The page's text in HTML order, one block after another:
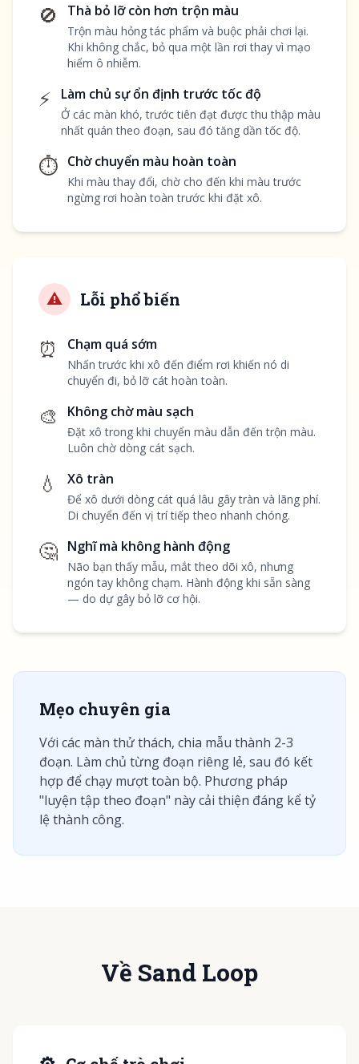
🚫 Thà bỏ lỡ còn hơn trộn màu
Trộn màu hỏng tác phẩm và buộc phải chơi lại.
Khi không chắc, bỏ qua một lần rơi thay vì mạo
hiểm ô nhiễm.
⚡ Làm chủ sự ổn định trước tốc độ
Ở các màn khó, trước tiên đạt được thu thập màu
nhất quán theo đoạn, sau đó tăng dần tốc độ.
⏱️ Chờ chuyển màu hoàn toàn
Khi màu thay đổi, chờ cho đến khi màu trước
ngừng rơi hoàn toàn trước khi đặt xô.
⚠️ Lỗi phổ biến
⏰ Chạm quá sớm
Nhấn trước khi xô đến điểm rơi khiến nó di
chuyển đi, bỏ lỡ cát hoàn toàn.
🎨 Không chờ màu sạch
Đặt xô trong khi chuyển màu dẫn đến trộn màu.
Luôn chờ dòng cát sạch.
💧 Xô tràn
Để xô dưới dòng cát quá lâu gây tràn và lãng phí.
Di chuyển đến vị trí tiếp theo nhanh chóng.
🤔 Nghĩ mà không hành động
Não bạn thấy mẫu, mắt theo dõi xô, nhưng
ngón tay không chạm. Hành động khi sẵn sàng
— do dự gây bỏ lỡ cơ hội.
Mẹo chuyên gia
Với các màn thử thách, chia mẫu thành 2-3
đoạn. Làm chủ từng đoạn riêng lẻ, sau đó kết
hợp để chạy mượt toàn bộ. Phương pháp
"luyện tập theo đoạn" này cải thiện đáng kể tỷ
lệ thành công.
Về Sand Loop